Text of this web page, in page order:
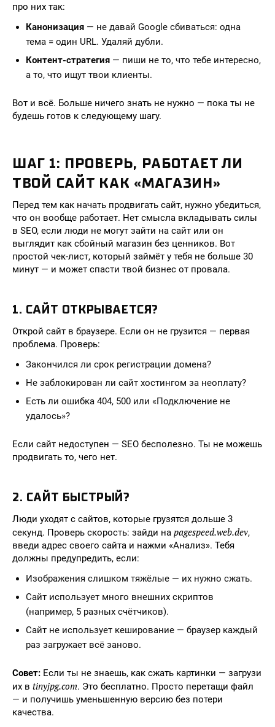
про них так:
Канонизация — не давай Google сбиваться: одна
тема = один URL. Удаляй дубли.
Контент-стратегия — пиши не то, что тебе интересно,
а то, что ищут твои клиенты.
Вот и всё. Больше ничего знать не нужно — пока ты не
будешь готов к следующему шагу.
ШАГ 1: ПРОВЕРЬ, РАБОТАЕТ ЛИ
ТВОЙ САЙТ КАК «МАГАЗИН»
Перед тем как начать продвигать сайт, нужно убедиться,
что он вообще работает. Нет смысла вкладывать силы
в SEO, если люди не могут зайти на сайт или он
выглядит как сбойный магазин без ценников. Вот
простой чек-лист, который займёт у тебя не больше 30
минут — и может спасти твой бизнес от провала.
1. САЙТ ОТКРЫВАЕТСЯ?
Открой сайт в браузере. Если он не грузится — первая
проблема. Проверь:
Закончился ли срок регистрации домена?
Не заблокирован ли сайт хостингом за неоплату?
Есть ли ошибка 404, 500 или «Подключение не
удалось»?
Если сайт недоступен — SEO бесполезно. Ты не можешь
продвигать то, чего нет.
2. САЙТ БЫСТРЫЙ?
Люди уходят с сайтов, которые грузятся дольше 3
секунд. Проверь скорость: зайди на pagespeed.web.dev,
введи адрес своего сайта и нажми «Анализ». Тебя
должны предупредить, если:
Изображения слишком тяжёлые — их нужно сжать.
Сайт использует много внешних скриптов
(например, 5 разных счётчиков).
Сайт не использует кеширование — браузер каждый
раз загружает всё заново.
Совет: Если ты не знаешь, как сжать картинки — загрузи
их в tinyjpg.com. Это бесплатно. Просто перетащи файл
— и получишь уменьшенную версию без потери
качества.